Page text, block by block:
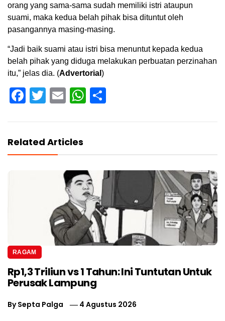
orang yang sama-sama sudah memiliki istri ataupun
suami, maka kedua belah pihak bisa dituntut oleh
pasangannya masing-masing.
“Jadi baik suami atau istri bisa menuntut kepada kedua
belah pihak yang diduga melakukan perbuatan perzinahan
itu,” jelas dia. (Advertorial )
Facebook
Twitter
EmailWhatsApp
Related Articles
RAGAM
Rp1,3 Triliun vs 1 Tahun: Ini Tuntutan Untuk
Perusak Lampung
BySepta Palga 4 Agustus 2026